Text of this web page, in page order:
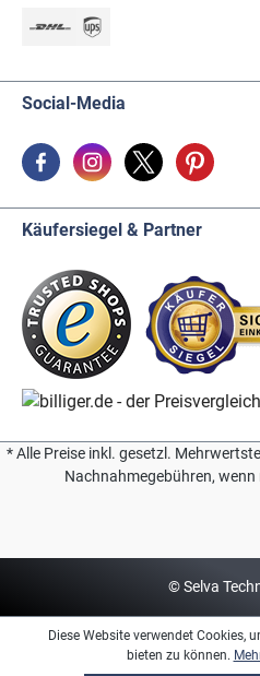
Social-Media
Käufersiegel & Partner
* Alle Preise inkl. gesetzl.
Nachnahmegebühren,
© Selva
Diese Website verwendet Cookies,
bieten zu können.